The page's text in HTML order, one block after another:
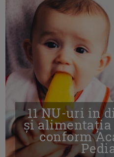
11 NU-uri in
și
conform